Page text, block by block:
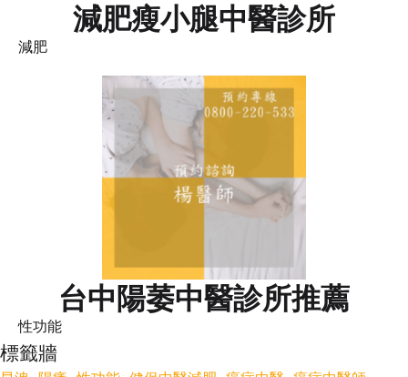
減肥瘦小腿中醫診所
減肥
台中陽萎中醫診所推薦
性功能
標籤牆